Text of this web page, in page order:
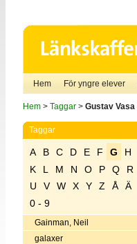
Hem För yngre elever
Hem> Taggar> Gustav Vasa
Taggar
A B C D E F G H
K
L M N O P Q R
U
V W X Y Z Å Ä
0 - 9
Gainman, Neil
galaxer